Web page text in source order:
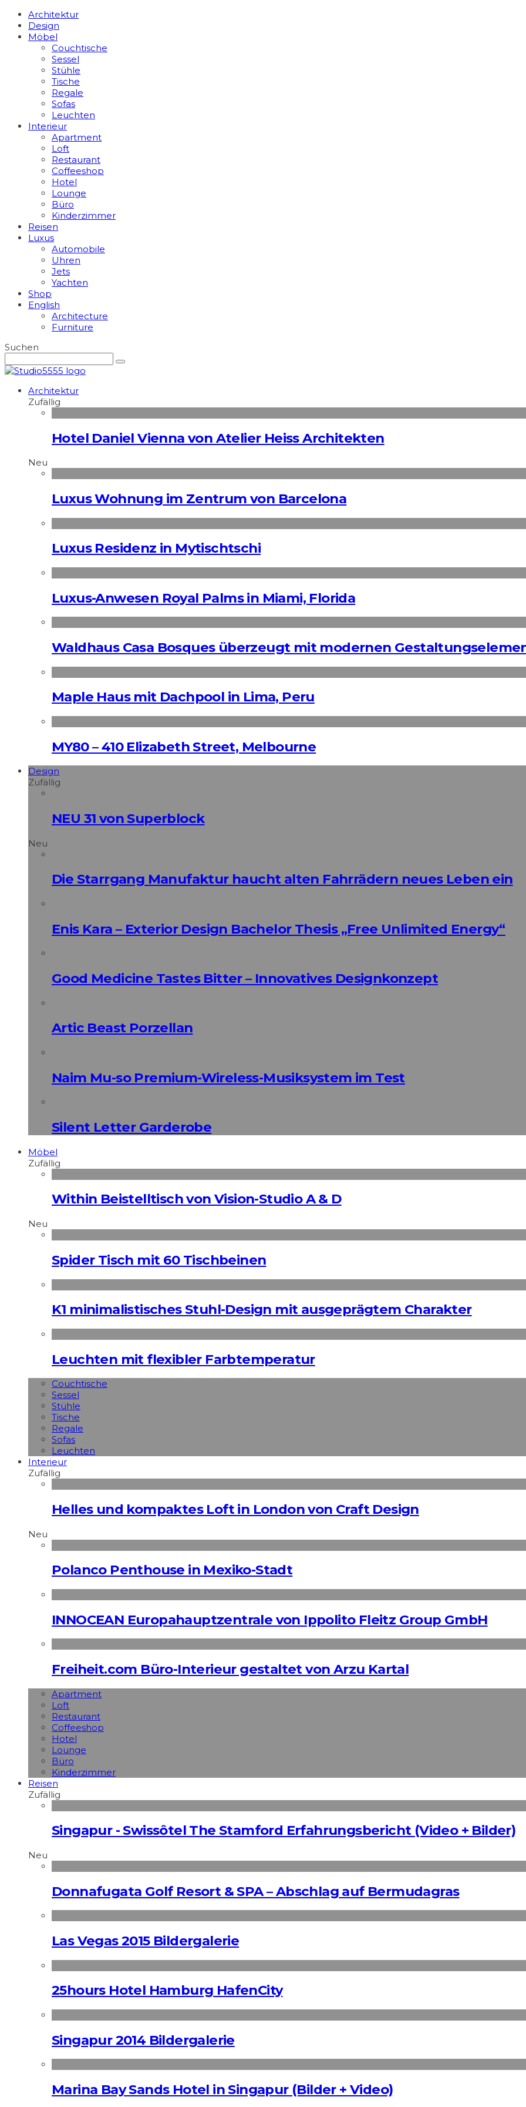
Architektur
Design
Möbel
Couchtische
Sessel
Stühle
Tische
Regale
Sofas
Leuchten
Interieur
Apart­ment
Loft
Restaurant
Coffeeshop
Hotel
Lounge
Büro
Kinderzimmer
Reisen
Luxus
Automobile
Uhren
Jets
Yachten
Shop
English
Architecture
Furniture
Suchen
Architektur
Zufällig
Hotel Daniel Vienna von Atelier Heiss Architekten
Neu
Luxus Wohnung im Zentrum von Barcelona
Luxus Residenz in Mytischtschi
Luxus-Anwesen Royal Palms in Miami, Florida
Waldhaus Casa Bosques überzeugt mit modernen
Maple Haus mit Dachpool in Lima, Peru
MY80 – 410 Elizabeth Street, Melbourne
Design
Zufällig
NEU 31 von Superblock
Neu
Die Starrgang Manufaktur haucht alten Fahrrädern neues Leben ein
Enis Kara – Exterior Design Bachelor Thesis „Free Unlimited Energy“
Good Medicine Tastes Bitter – Innovatives Designkonzept
Artic Beast Porzellan
Naim Mu-so Premium-Wireless-Musiksystem im Test
Silent Letter Garderobe
Möbel
Zufällig
Within Beistelltisch von Vision-Studio A & D
Neu
Spider Tisch mit 60 Tischbeinen
K1 minimalistisches Stuhl-Design mit ausgeprägtem Charakter
Leuchten mit flexibler Farbtemperatur
Couchtische
Sessel
Stühle
Tische
Regale
Sofas
Leuchten
Interieur
Zufällig
Helles und kompaktes Loft in London von Craft Design
Neu
Polanco Penthouse in Mexiko-Stadt
INNOCEAN Europahauptzentrale von Ippolito Fleitz Group GmbH
Freiheit.com Büro-Interieur gestaltet von Arzu Kartal
Apart­ment
Loft
Restaurant
Coffeeshop
Hotel
Lounge
Büro
Kinderzimmer
Reisen
Zufällig
Singapur - Swissôtel The Stamford Erfahrungsbericht (Video + Bilder)
Neu
Donnafugata Golf Resort & SPA – Abschlag auf Bermudagras
Las Vegas 2015 Bildergalerie
25hours Hotel Hamburg HafenCity
Singapur 2014 Bildergalerie
Marina Bay Sands Hotel in Singapur (Bilder + Video)